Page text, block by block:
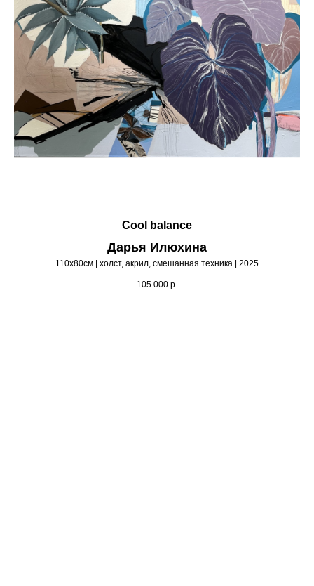
Cool balance
Дарья Илюхина
110х80см | холст, акрил, смешанная техника | 2025
105 000 р.